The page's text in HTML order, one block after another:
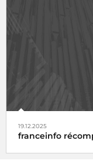
19.12.2025
franceinfo